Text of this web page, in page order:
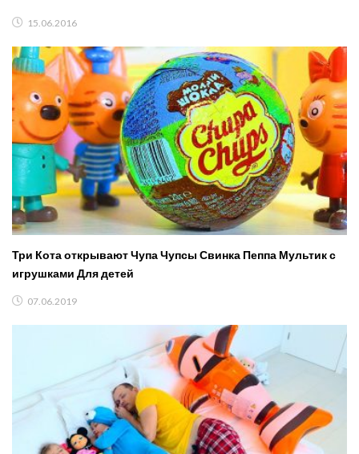
15.06.2016
Три Кота открывают Чупа Чупсы Свинка Пеппа Мультик с
игрушками Для детей
07.06.2019